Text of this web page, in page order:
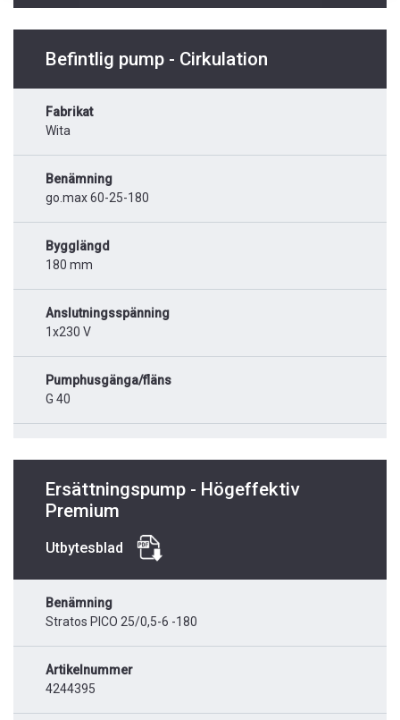
Befintlig pump - Cirkulation
Fabrikat
Wita
Benämning
go.max 60-25-180
Bygglängd
180 mm
Anslutningsspänning
1x230 V
Pumphusgänga/fläns
G 40
Ersättningspump - Högeffektiv
Premium
Utbytesblad
Benämning
Stratos PICO 25/0,5-6 -180
Artikelnummer
4244395